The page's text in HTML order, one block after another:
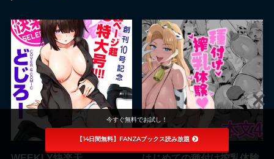
今すぐ無料でお試し！
【14日間無料】FANZAブックス読み放題